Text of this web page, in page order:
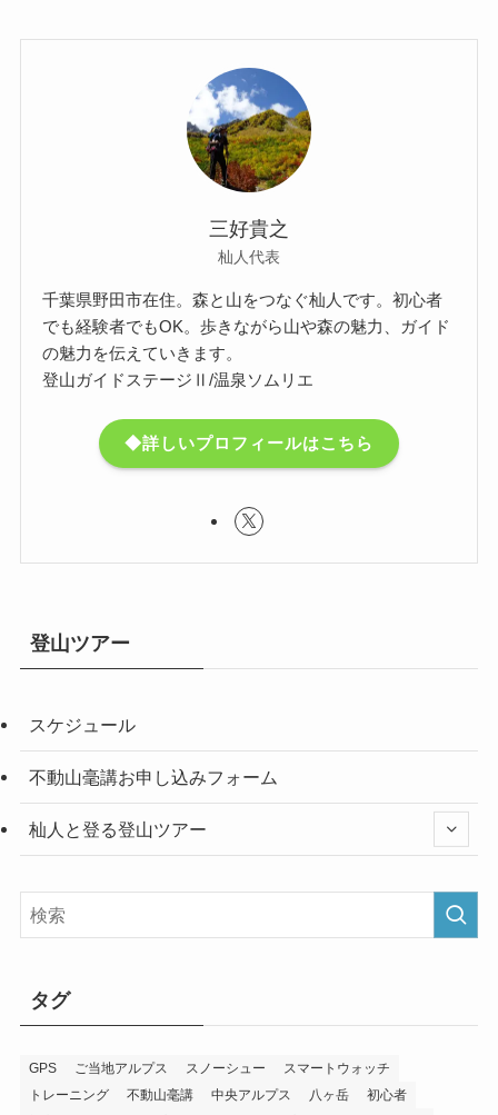
三好貴之
杣人代表
千葉県野田市在住。森と山をつなぐ杣人です。初心者
でも経験者でもOK。歩きながら山や森の魅力、ガイド
の魅力を伝えていきます。
登山ガイドステージⅡ/温泉ソムリエ
◆詳しいプロフィールはこちら
登山ツアー
スケジュール
不動山毫講お申し込みフォーム
杣人と登る登山ツアー
タグ
GPS ご当地アルプス スノーシュー
スマートウォッチ
トレーニング
不動山毫講 中央アルプス 八ヶ岳
初心者